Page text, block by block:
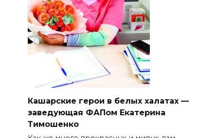
Кашарские герои в белых халатах —
заведующая ФАПом Екатерина
Тимошенко